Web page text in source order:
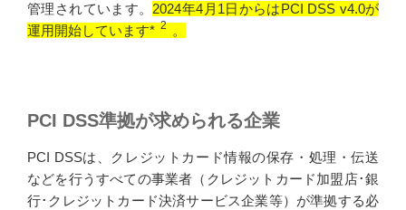
管理されています。 2024年4月1日からはPCI DSS v4.0が
運用開始しています* 2 。
PCI DSS準拠が求められる企業
PCI DSSは、クレジットカード情報の保存・処理・伝送
などを行うすべての事業者（クレジットカード加盟店･銀
行･クレジットカード決済サービス企業等）が準拠する必